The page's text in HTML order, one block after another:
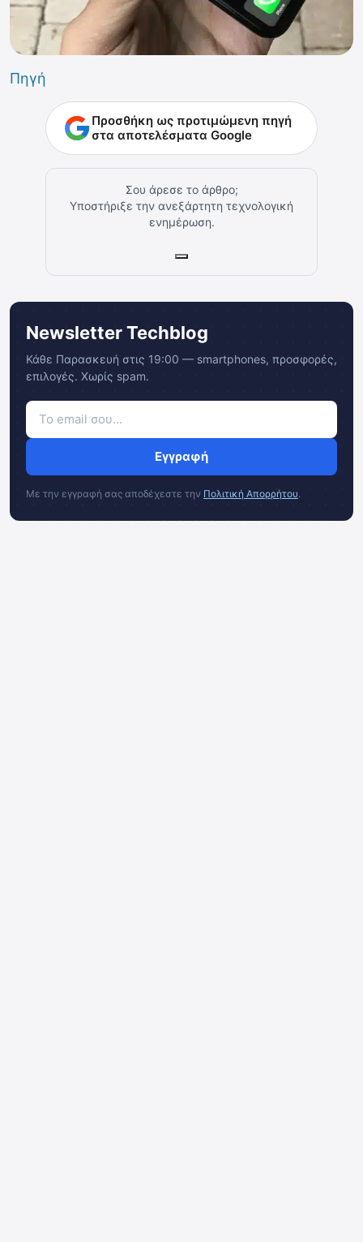
Πηγή
Προσθήκη ως προτιμώμενη πηγή
στα αποτελέσματα Google
Σου άρεσε το άρθρο;
Υποστήριξε την ανεξάρτητη τεχνολογική
ενημέρωση.
Newsletter Techblog
Κάθε Παρασκευή στις 19:00 — smartphones, προσφορές,
επιλογές. Χωρίς spam.
Εγγραφή
Με την εγγραφή σας αποδέχεστε την Πολιτική Απορρήτου.